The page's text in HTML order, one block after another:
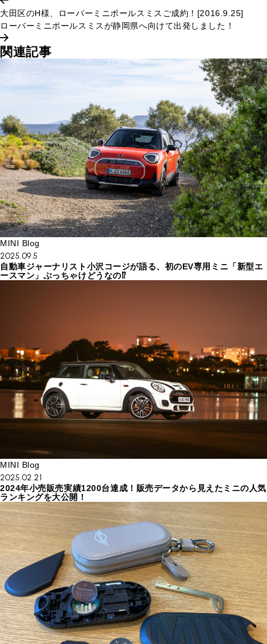
大田区のH様、ローバーミニポールスミスご成約！[2016.9.25]
ローバーミニポールスミスが静岡県へ向けて出発しました！
関連記事
MINI Blog
2025.09.5
自動車ジャーナリスト小沢コージが語る、初のEV専用ミニ「新型エ
ースマン」ぶっちゃけどうなの⁉︎
MINI Blog
2025.02.21
2024年小売販売実績1200台達成！販売データから見えたミニの人気
ランキングを大公開！